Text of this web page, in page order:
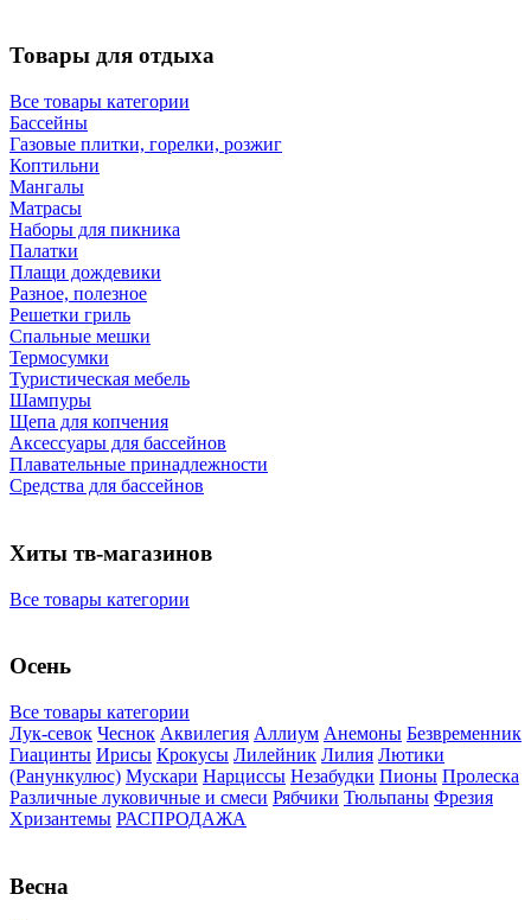
Товары для отдыха
Все товары категории
Бассейны
Газовые плитки, горелки, розжиг
Коптильни
Мангалы
Матрасы
Наборы для пикника
Палатки
Плащи дождевики
Разное, полезное
Решетки гриль
Спальные мешки
Термосумки
Туристическая мебель
Шампуры
Щепа для копчения
Аксессуары для бассейнов
Плавательные принадлежности
Средства для бассейнов
Хиты тв-магазинов
Все товары категории
Осень
Все товары категории
Лук-севок Чеснок Аквилегия Аллиум Анемоны Безвременник
Гиацинты Ирисы Крокусы Лилейник Лилия Лютики
(Ранункулюс) Мускари Нарцисcы Незабудки Пионы Пролеска
Различные луковичные и смеси Рябчики Тюльпаны Фрезия
Хризантемы РАСПРОДАЖА
Весна